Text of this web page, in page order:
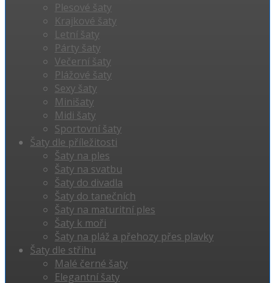
Plesové šaty
Krajkové šaty
Letní šaty
Párty šaty
Večerní šaty
Plážové šaty
Sexy šaty
Minišaty
Midi šaty
Sportovní šaty
Šaty dle příležitosti
Šaty na ples
Šaty na svatbu
Šaty do divadla
Šaty do tanečních
Šaty na maturitní ples
Šaty k moři
Šaty na pláž a přehozy přes plavky
Šaty dle střihu
Malé černé šaty
Elegantní šaty